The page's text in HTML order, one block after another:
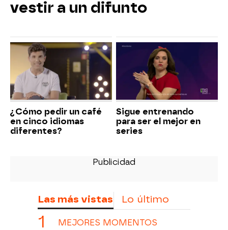
vestir a un difunto
¿Cómo pedir un café
en cinco idiomas
diferentes?
Sigue entrenando
para ser el mejor en
series
Las más vistas Lo último
MEJORES MOMENTOS